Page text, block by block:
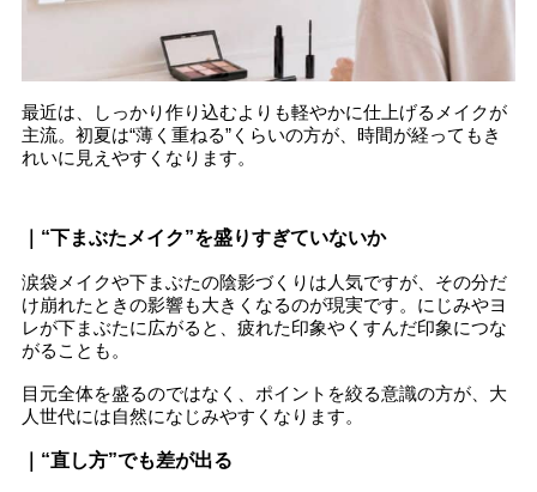
最近は、しっかり作り込むよりも軽やかに仕上げるメイクが
主流。初夏は“薄く重ねる”くらいの方が、時間が経ってもき
れいに見えやすくなります。
｜“下まぶたメイク”を盛りすぎていないか
涙袋メイクや下まぶたの陰影づくりは人気ですが、その分だ
け崩れたときの影響も大きくなるのが現実です。にじみやヨ
レが下まぶたに広がると、疲れた印象やくすんだ印象につな
がることも。
目元全体を盛るのではなく、ポイントを絞る意識の方が、大
人世代には自然になじみやすくなります。
｜“直し方”でも差が出る